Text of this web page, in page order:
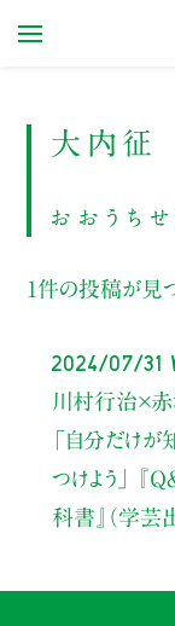
大内征
おおうち
1件の投稿が見つ
2024/07/31
川村行治×
「自分だけが
つけよう」
『
科書』（学芸